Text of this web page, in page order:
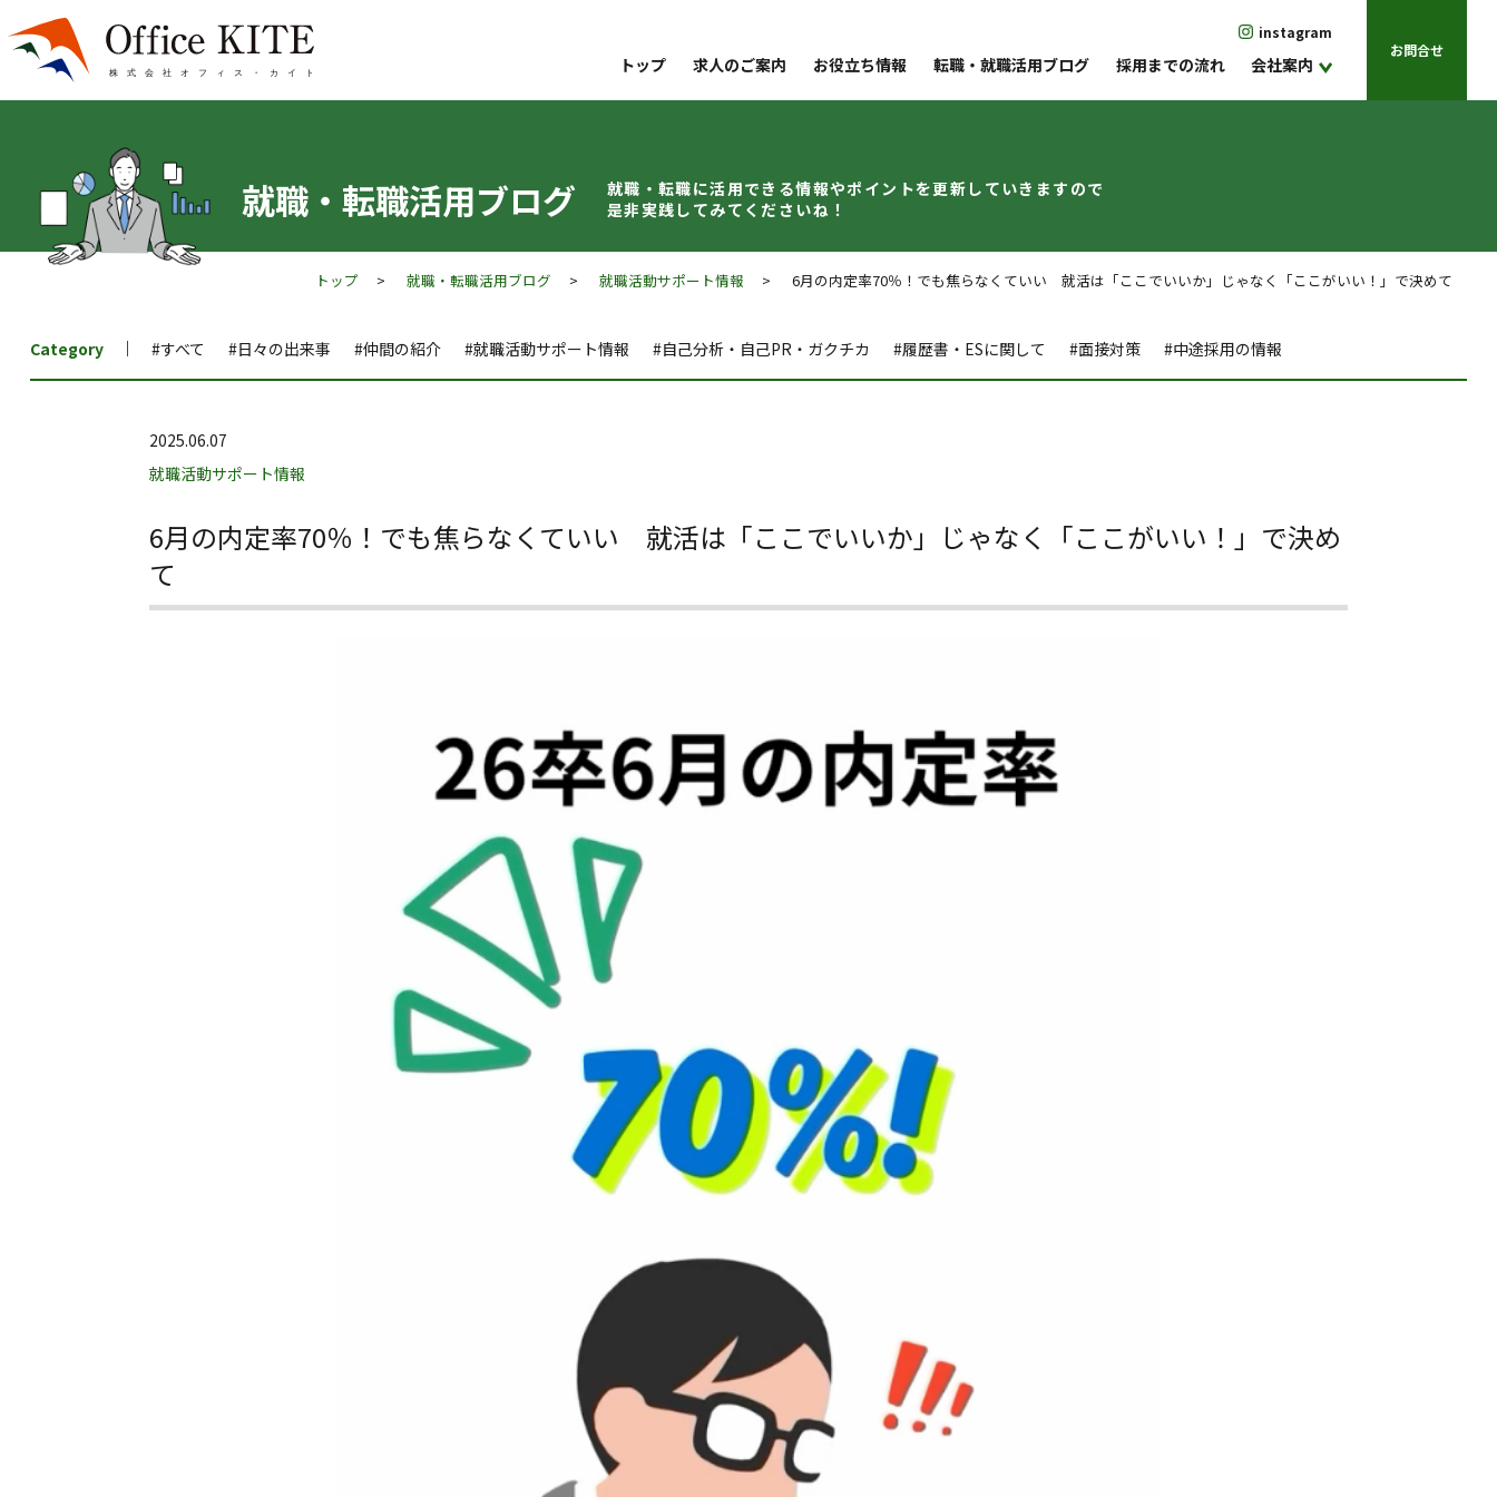
instagram
トップ 求人のご案内 お役立ち情報 転職・就職活用ブログ 採用までの流れ 会社案内
お問合せ
就職・転職活用ブログ 就職・転職に活用できる情報やポイントを更新していきますので
是非実践してみてくださいね！
トップ >就職・転職活用ブログ >就職活動サポート情報 > 6月の内定率70％！でも焦らなくていい 就活は「ここでいいか」じゃなく「ここがいい！」で決めて
Category #すべて #日々の出来事 #仲間の紹介 #就職活動サポート情報 #自己分析・自己PR・ガクチカ #履歴書・ESに関して #面接対策 #中途採用の情報
2025.06.07
就職活動サポート情報
6月の内定率70％！でも焦らなくていい 就活は「ここでいいか」じゃなく「ここがいい！」で決め
て